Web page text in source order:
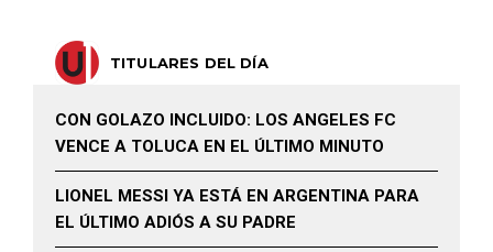
TITULARES DEL DÍA
CON GOLAZO INCLUIDO: LOS ANGELES FC
VENCE A TOLUCA EN EL ÚLTIMO MINUTO
LIONEL MESSI YA ESTÁ EN ARGENTINA PARA
EL ÚLTIMO ADIÓS A SU PADRE